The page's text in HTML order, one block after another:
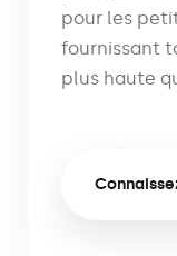
pour les
fournissant
plus haute